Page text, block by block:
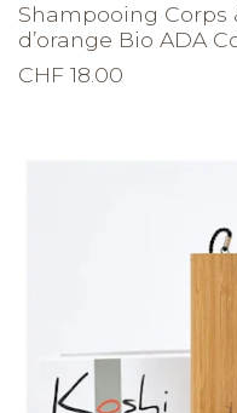
Shampooing Corps
d’orange Bio ADA
CHF 18.00